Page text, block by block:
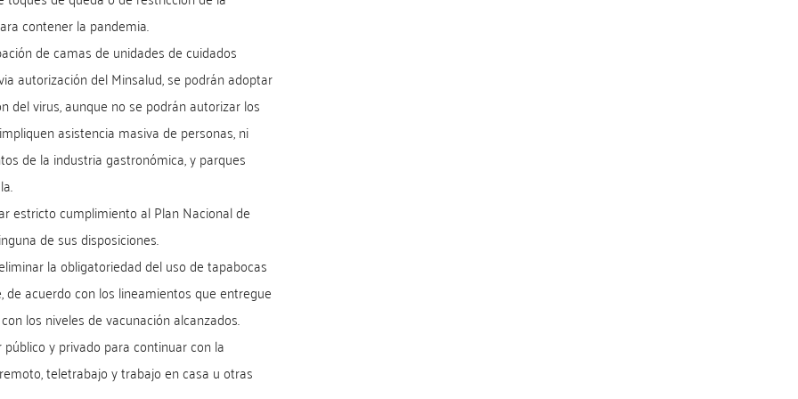
contener la pandemia.
de camas de unidades de cuidados
autorización del Minsalud, se podrán adoptar
del virus, aunque no se podrán autorizar los
asistencia masiva de personas, ni
de la industria gastronómica, y parques
estricto cumplimiento al Plan Nacional de
de sus disposiciones.
la obligatoriedad del uso de tapabocas
acuerdo con los lineamientos que entregue
los niveles de vacunación alcanzados.
y privado para continuar con la
teletrabajo y trabajo en casa u otras